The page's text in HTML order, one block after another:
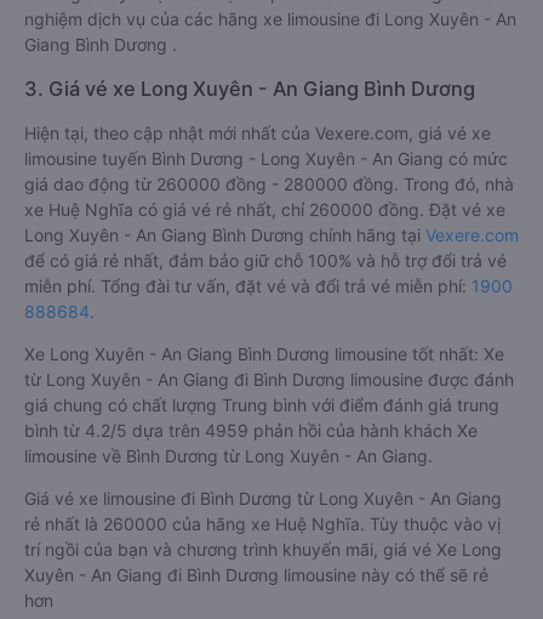
nghiệm dịch vụ của các hãng xe limousine đi Long Xuyên - An
Giang Bình Dương .
3. Giá vé xe Long Xuyên - An Giang Bình Dương
Hiện tại, theo cập nhật mới nhất của Vexere.com, giá vé xe
limousine tuyến Bình Dương - Long Xuyên - An Giang có mức
giá dao động từ 260000 đồng - 280000 đồng. Trong đó, nhà
xe Huệ Nghĩa có giá vé rẻ nhất, chỉ 260000 đồng. Đặt vé xe
Long Xuyên - An Giang Bình Dương chính hãng tại Vexere.com
để có giá rẻ nhất, đảm bảo giữ chỗ 100% và hỗ trợ đổi trả vé
miễn phí. Tổng đài tư vấn, đặt vé và đổi trả vé miễn phí: 1900
888684.
Xe Long Xuyên - An Giang Bình Dương limousine tốt nhất: Xe
từ Long Xuyên - An Giang đi Bình Dương limousine được đánh
giá chung có chất lượng Trung bình với điểm đánh giá trung
bình từ 4.2/5 dựa trên 4959 phản hồi của hành khách Xe
limousine về Bình Dương từ Long Xuyên - An Giang.
Giá vé xe limousine đi Bình Dương từ Long Xuyên - An Giang
rẻ nhất là 260000 của hãng xe Huệ Nghĩa. Tùy thuộc vào vị
trí ngồi của bạn và chương trình khuyến mãi, giá vé Xe Long
Xuyên - An Giang đi Bình Dương limousine này có thể sẽ rẻ
hơn